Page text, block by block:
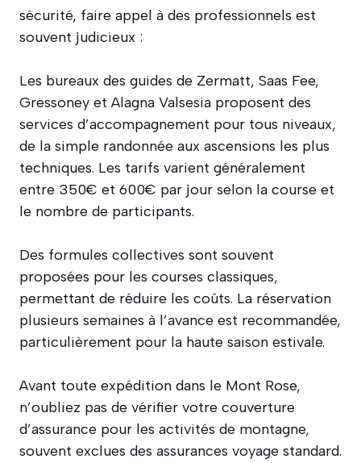
sécurité, faire appel à des professionnels est
souvent judicieux :
Les bureaux des guides de Zermatt, Saas Fee,
Gressoney et Alagna Valsesia proposent des
services d’accompagnement pour tous niveaux,
de la simple randonnée aux ascensions les plus
techniques. Les tarifs varient généralement
entre 350€ et 600€ par jour selon la course et
le nombre de participants.
Des formules collectives sont souvent
proposées pour les courses classiques,
permettant de réduire les coûts. La réservation
plusieurs semaines à l’avance est recommandée,
particulièrement pour la haute saison estivale.
Avant toute expédition dans le Mont Rose,
n’oubliez pas de vérifier votre couverture
d’assurance pour les activités de montagne,
souvent exclues des assurances voyage standard.